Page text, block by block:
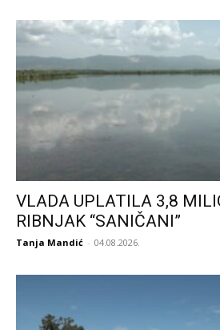
VLADA UPLATILA 3,8
RIBNJAK “SANIČANI”
Tanja Mandić - 04.08.2026.